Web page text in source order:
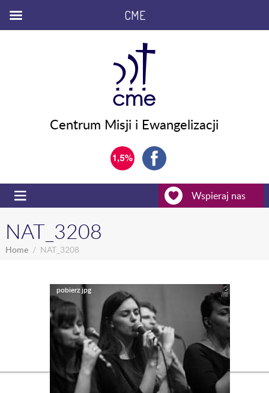
Centrum Misji i Ewangelizacji
Wspieraj nas
NAT_3208
Home NAT_3208
CME